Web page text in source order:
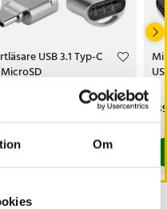
Om
USB 3.1 Typ-C